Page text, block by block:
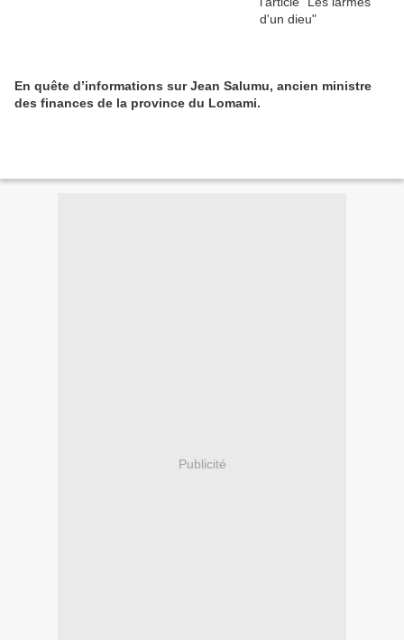
En quête d’informations sur Jean Salumu, ancien ministre
des finances de la province du Lomami.
Publicité